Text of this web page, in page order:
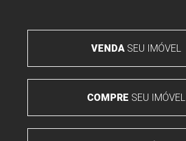
VENDASEU IMÓVEL
COMPRE SEU IMÓVEL